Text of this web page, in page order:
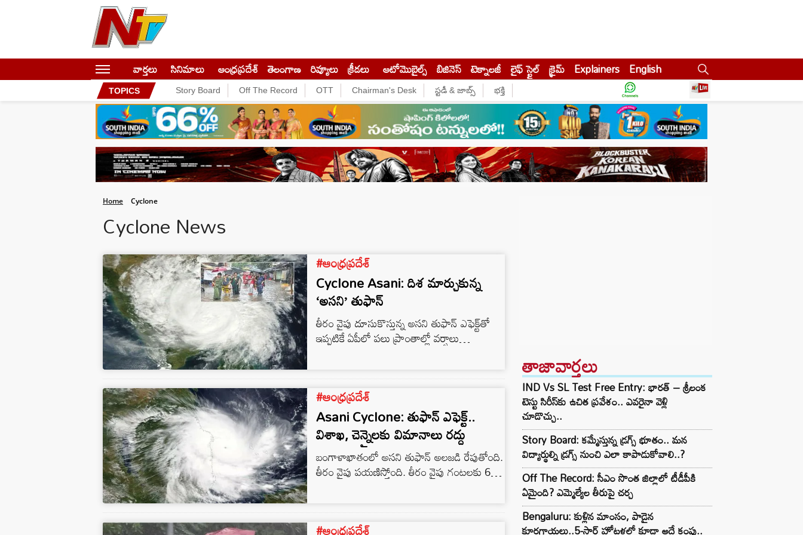
వార్తలు సినిమాలు ఆంధ్రప్రదేశ్ తెలంగాణ రివ్యూలు క్రీడలు ఆటోమొబైల్స్ బిజినెస్‌ టెక్నాలజీ లైఫ్ స్టైల్ క్రైమ్ Explainers English
TOPICS Story Board Off The Record OTT Chairman's Desk స్టడీ & జాబ్స్ భక్తి
Home Cyclone
Cyclone News
#ఆంధ్రప్రదేశ్
Cyclone Asani: దిశ మార్చుకున్న
‘అసని’ తుఫాన్
తీరం వైపు దూసుకొస్తున్న అసని తుఫాన్‌ ఎఫెక్ట్‌తో
ఇప్పటికే ఏపీలో పలు ప్రాంతాల్లో వర్షాలు
కురుస్తున్నాయి.. ముఖ్యంగా విశాఖలో భారీ వర్షం
సాయంత్రంలోగా తీరం దాటే అవకాశం ఉందని..
మచిలీపట్నం దగ్గర తుఫాన్‌ తీరం దాటే సూచనలు
ఉన్నాయని… దీని ప్రభావంతో.. కోస్తా, రాయలసీమ
జిల్లాల్లో భారీ నుంచి అతి భారీ వర్షాలు కురుస్తాయని
చెబుతున్నారు. ఇక, దీనిపై ఏపీ విపత్తుల నిర్వహణ
సంస్థ…
#ఆంధ్రప్రదేశ్
Asani Cyclone: తుఫాన్ ఎఫెక్ట్..
విశాఖ, చెన్నైలకు విమానాలు రద్దు
బంగాళాఖాతంలో అసని తుఫాన్ అలజడి రేపుతోంది.
తీరం వైపు పయణిస్తోంది. తీరం వైపు గంటలకు 6
#ఆంధ్రప్రదేశ్
తాజావార్తలు
IND Vs SL Test Free Entry: భారత్ – శ్రీలంక
టెస్టు సిరీస్‌కు ఉచిత ప్రవేశం.. ఎవరైనా వెళ్లి
చూడొచ్చు..
Story Board: కమ్మేస్తున్న డ్రగ్స్ భూతం.. మన
విద్యార్థుల్ని డ్రగ్స్ నుంచి ఎలా కాపాడుకోవాలి..?
Off The Record: సీఎం సొంత జిల్లాలో టీడీపీకి
ఏమైంది? ఎమ్మెల్యేల తీరుపై చర్చ
Bengaluru: కుళ్లిన మాంసం, పాడైన
కూరగాయలు..5-స్టార్ హోటళ్లలో కూడా అదే కంపు..